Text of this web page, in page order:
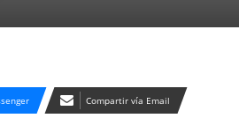
Compartir vía Email